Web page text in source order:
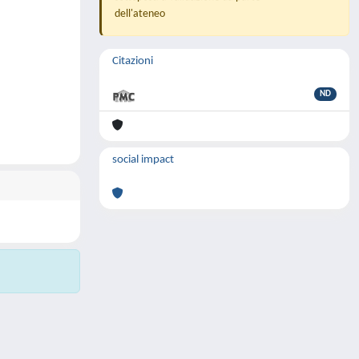
dell'ateneo
Citazioni
ND
social impact